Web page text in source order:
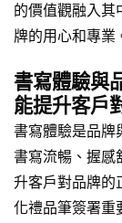
的價值觀融入其
牌的用心和專業
書寫體驗與
能提升客戶
書寫體驗是品牌
書寫流暢、握感
升客戶對品牌的
化禮品筆簽署重